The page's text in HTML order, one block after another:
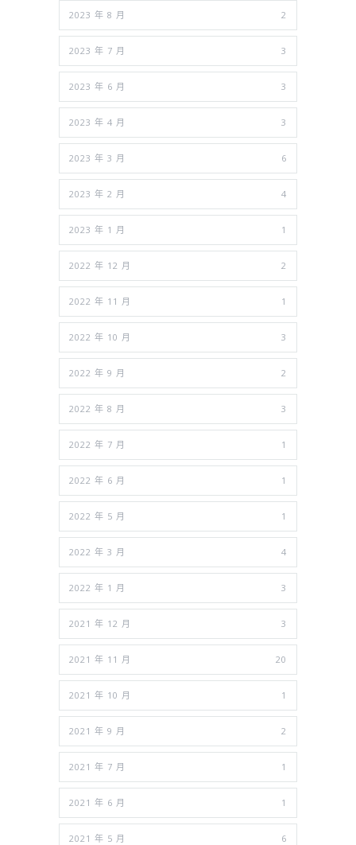
2023 年 8 月 2
2023 年 7 月 3
2023 年 6 月 3
2023 年 4 月 3
2023 年 3 月 6
2023 年 2 月 4
2023 年 1 月 1
2022 年 12 月 2
2022 年 11 月 1
2022 年 10 月 3
2022 年 9 月 2
2022 年 8 月 3
2022 年 7 月 1
2022 年 6 月 1
2022 年 5 月 1
2022 年 3 月 4
2022 年 1 月 3
2021 年 12 月 3
2021 年 11 月 20
2021 年 10 月 1
2021 年 9 月 2
2021 年 7 月 1
2021 年 6 月 1
2021 年 5 月 6